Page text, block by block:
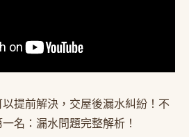
以提前解決，交屋後漏水糾紛！不
名：漏水問題完整解析！